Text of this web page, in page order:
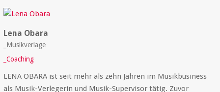
Lena Obara
_Musikverlage
_Coaching
LENA OBARA ist seit mehr als zehn Jahren im Musikbusiness
als Musik-Verlegerin und Musik-Supervisor tätig. Zuvor